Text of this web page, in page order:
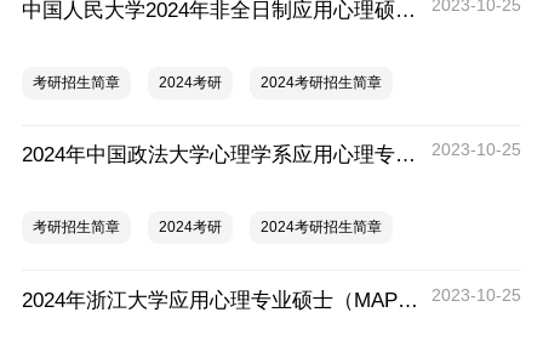
中国人民大学2024年非全日制应用心理硕士（MAP）专业学位招生简章 2023-10-25
考研招生简章 2024考研 2024考研招生简章
2024年中国政法大学心理学系应用心理专业硕士(MAP)招生说明 2023-10-25
考研招生简章 2024考研 2024考研招生简章
2024年浙江大学应用心理专业硕士（MAP）招生简章 2023-10-25